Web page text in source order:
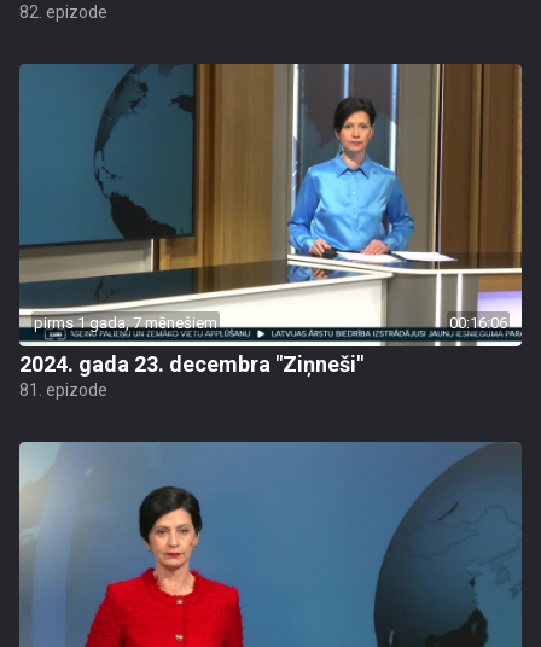
82. epizode
pirms 1 gada, 7 mēnešiem 00:16:06
2024. gada 23. decembra "Ziņneši"
81. epizode